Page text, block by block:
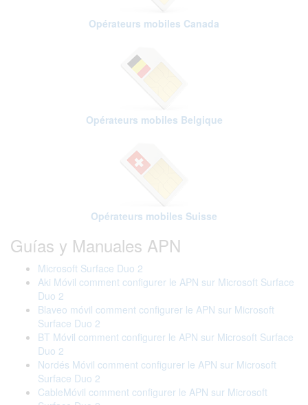
Opérateurs mobiles Canada
Opérateurs mobiles Belgique
Opérateurs mobiles Suisse
Guías y Manuales APN
Microsoft Surface Duo 2
Aki Móvil comment configurer le APN sur Microsoft Surface
Duo 2
Blaveo móvil comment configurer le APN sur Microsoft
Surface Duo 2
BT Móvil comment configurer le APN sur Microsoft Surface
Duo 2
Nordés Móvil comment configurer le APN sur Microsoft
Surface Duo 2
CableMóvil comment configurer le APN sur Microsoft